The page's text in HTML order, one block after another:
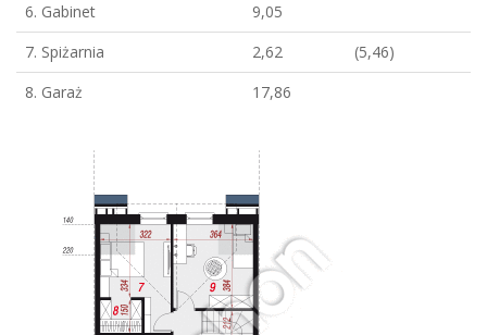
6. Gabinet
9,05
7. Spiżarnia
2,62
(5,46)
8. Garaż
17,86